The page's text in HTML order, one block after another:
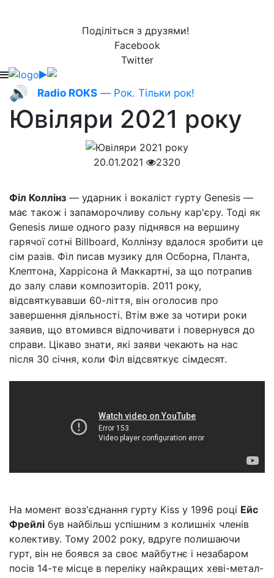
Поділіться з друзями!
Facebook
Twitter
🔊 Radio ROKS — Рок. Тільки рок!
Ювіляри 2021 року
20.01.2021 2320
Філ Коллінз — ударник і вокаліст гурту Genesis —
має також і запаморочливу сольну кар'єру. Тоді як
Genesis лише одного разу піднявся на вершину
гарячої сотні Billboard, Коллінзу вдалося зробити це
сім разів. Філ писав музику для Осборна, Планта,
Клептона, Харрісона й Маккартні, за що потрапив
до залу слави композиторів. 2011 року,
відсвяткувавши 60-ліття, він оголосив про
завершення діяльності. Втім вже за чотири роки
заявив, що втомився відпочивати і повернувся до
справи. Цікаво знати, які заяви чекають на нас
після 30 січня, коли Філ відсвяткує сімдесят.
На момент возз'єднання гурту Kiss у 1996 році Ейс
Фрейлі був найбільш успішним з колишніх членів
колективу. Тому 2002 року, вдруге полишаючи
гурт, він не боявся за своє майбутнє і незабаром
посів 14-те місце в переліку найкращих хеві-метал-